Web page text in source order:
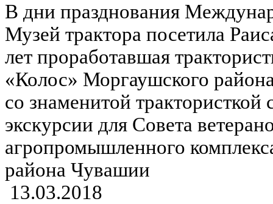
В дни празднования
Музей трактора посетила
лет проработавшая
«Колос» Моргаушского
со знаменитой трактористкой
экскурсии для Совета
агропромышленного
района Чувашии
13.03.2018